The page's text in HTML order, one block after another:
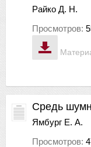
Райко Д. Н.
Просмотров:
Средь
Ямбург Е. А.
Просмотров: